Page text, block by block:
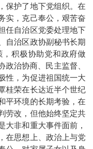
保护了地下党组织。在
实，克己奉公，艰苦奋
任自治区党委处理地下
自治区政协副秘书长期
积极协助党和政府做
政治协商、民主监督、
性，为促进祖国统一大
桂荣在长达近半个世纪
平环境的长期考验，在
劳改，但他始终坚定共
大非和重大事件面前，
在思想上、政治上与党